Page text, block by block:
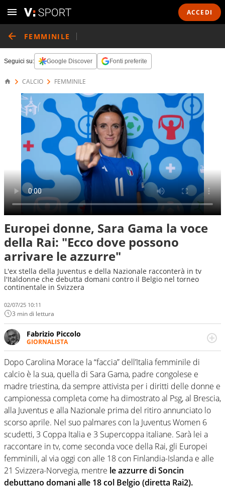
ACCEDI
FEMMINILE
Seguici su: Google Discover Fonti preferite
CALCIO FEMMINILE
Europei donne, Sara Gama la voce
della Rai: "Ecco dove possono
arrivare le azzurre"
L'ex stella della Juventus e della Nazionale racconterà in tv
l'Italdonne che debutta domani contro il Belgio nel torneo
continentale in Svizzera
02/07/25 10:11
3 min di lettura
Fabrizio Piccolo
GIORNALISTA
Nella sua carriera ha seguito numerose manifestazioni
sportive e collaborato con agenzie e testate. Esperienza,
competenza, conoscenza e memoria storica. Si occupa
prevalentemente di calcio
Dopo Carolina Morace la “faccia” dell’Italia femminile di
calcio è la sua, quella di Sara Gama, padre congolese e
madre triestina, da sempre attivista per i diritti delle donne e
campionessa completa come ha dimostrato al Psg, al Brescia,
alla Juventus e alla Nazionale prima del ritiro annunciato lo
scorso aprile. Nel suo palmares con la Juventus Women 6
scudetti, 3 Coppa Italia e 3 Supercoppa italiane. Sarà lei a
raccontare in tv, come seconda voce della Rai, gli Europei
femminili, al via oggi con alle 18 con Finlandia-Islanda e alle
21 Svizzera-Norvegia, mentre le azzurre di Soncin
debuttano domani alle 18 col Belgio (diretta Rai2).